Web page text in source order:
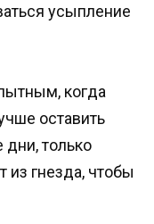
усыпление
когда
оставить
только
из гнезда, чтобы